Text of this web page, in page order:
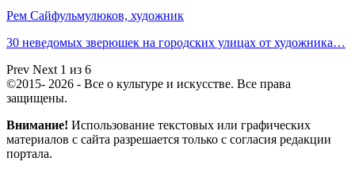
Рем Сайфульмулюков, художник
30 неведомых зверюшек на городских улицах от художника…
Prev Next 1 из 6
©2015- 2026 - Все о культуре и искусстве. Все права
защищены.
Внимание! Использование текстовых или графических
материалов с сайта разрешается только c согласия редакции
портала.